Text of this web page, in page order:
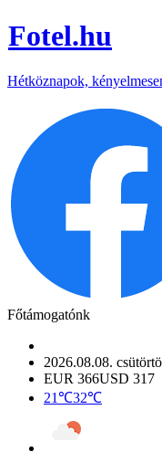
Fotel.hu
Hétköznapok,
Főtámogatónk
2026.08.08.
EUR 366USD 317
21℃32℃